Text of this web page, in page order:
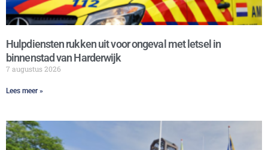
Hulpdiensten rukken uit voor ongeval met letsel in
binnenstad van Harderwijk
7 augustus 2026
Lees meer »